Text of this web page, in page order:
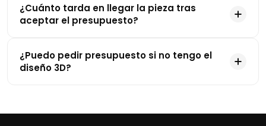
¿Cuánto tarda en llegar la pieza tras
aceptar el presupuesto?
¿Puedo pedir presupuesto si no tengo el
diseño 3D?